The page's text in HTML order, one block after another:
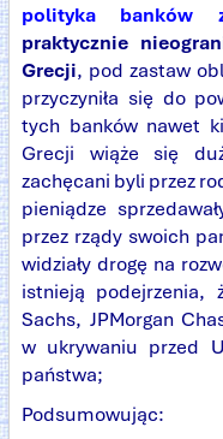
polityka banków
praktycznie
Grecji, pod zastaw
przyczyniła się do
tych banków nawet
Grecji wiąże się
zachęcani byli przez
pieniądze
przez rządy swoich
widziały drogę na
istnieją podejrzenia,
Sachs, JPMorgan
w ukrywaniu przed
państwa;
Podsumowując: